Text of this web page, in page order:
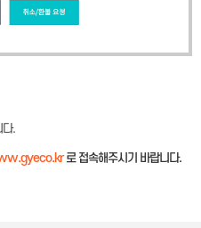
다.
로 접속해주시기 바랍니다.